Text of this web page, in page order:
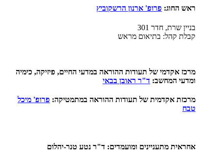
ראש החוג: פרופ' ארנון הרשקוביץ
בניין שרת, חדר 301
קבלת קהל: בתיאום מראש
מרכז אקדמי של תעודות ההוראה במדעי החיים, פיזיקה, כימיה
ומדעי המחשב: ד"ר ראובן בבאי
מרכזת אקדמית של תעודות ההוראה במתמטיקה: פרופ' מיכל
טבח
אחראית מתעניינים ומועמדים: ד"ר נטע טנר-יהלום